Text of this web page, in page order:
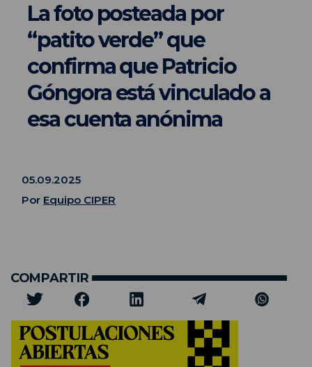
La foto posteada por
“patito verde” que
confirma que Patricio
Góngora está vinculado a
esa cuenta anónima
05.09.2025
Por Equipo CIPER
COMPARTIR